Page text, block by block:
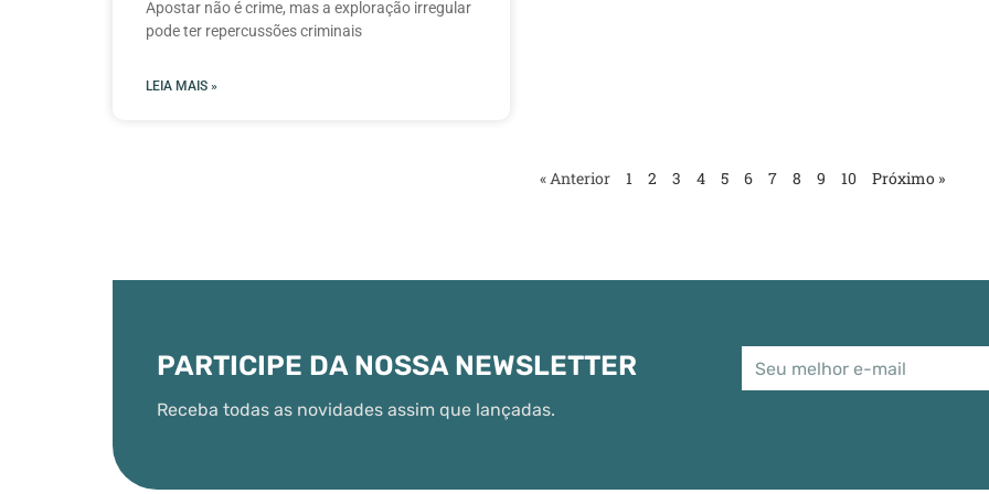
Apostar não é crime, mas a exploração irregular
pode ter repercussões criminais
LEIA MAIS »
« Anterior 1 2 3 4 5 6 7 8 9 10 Próximo »
PARTICIPE DA NOSSA NEWSLETTER
Receba todas as novidades assim que lançadas.